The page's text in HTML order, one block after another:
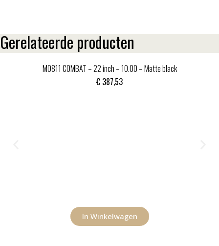
Gerelateerde producten
MO811 COMBAT – 22 inch – 10.00 – Matte black
€ 387,53
In Winkelwagen